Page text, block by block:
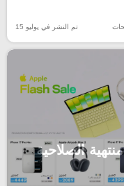
تم النشر في يوليو 15
منتهية الصلاحية